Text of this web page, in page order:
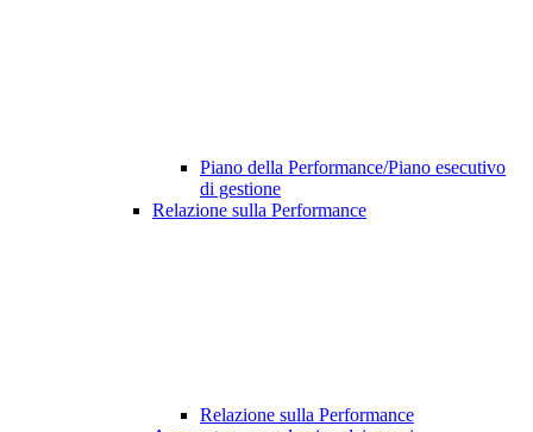
Piano della Performance/Piano esecutivo
di gestione
Relazione sulla Performance
Relazione sulla Performance